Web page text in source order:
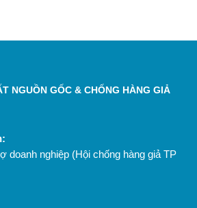
NGUỒN GỐC & CHỐNG HÀNG GIẢ
doanh nghiệp (Hội chống hàng giả TP